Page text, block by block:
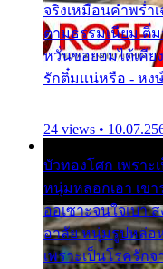
จริงเหมือนคำพร่ำ
ตามธรรมเนียม ติ๋
หวั่นขอยอมได้เคียง
รักติ๋มแน่หรือ - หง
24 views •
บัวทองโศก เพรา
หนุ่มหลอกเอา เข
ออเซาะจนใจเบา
อาลัย หนุ่มรูปหล่อ
เพราะเป็นโรครัก